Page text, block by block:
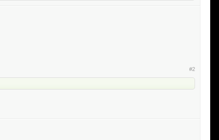
#2